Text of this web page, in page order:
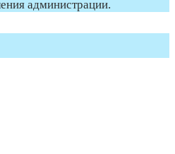
администрации.